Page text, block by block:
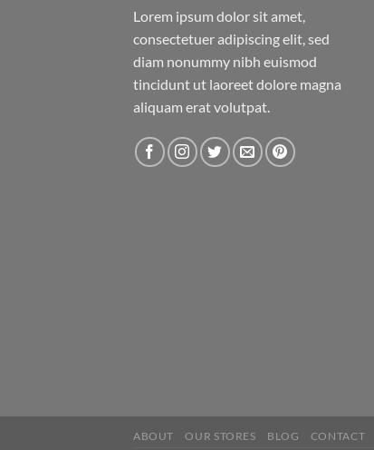
Lorem ipsum dolor sit amet,
consectetuer adipiscing elit, sed
diam nonummy nibh euismod
tincidunt ut laoreet dolore magna
aliquam erat volutpat.
ABOUT OUR STORES BLOG CONTACT